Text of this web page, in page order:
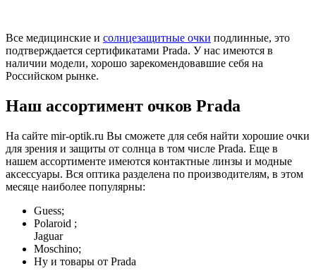
Все медицинские и солнцезащитные очки подлинные, это
подтверждается сертификатами Prada. У нас имеются в
наличии модели, хорошо зарекомендовавшие себя на
Российском рынке.
Наш ассортимент очков Prada
На сайте mir-optik.ru Вы сможете для себя найти хорошие очки
для зрения и защиты от солнца в том числе Prada. Еще в
нашем ассортименте имеются контактные линзы и модные
аксессуары. Вся оптика разделена по производителям, в этом
месяце наиболее популярны:
Guess;
Polaroid ;
Jaguar
Moschino;
Ну и товары от Prada